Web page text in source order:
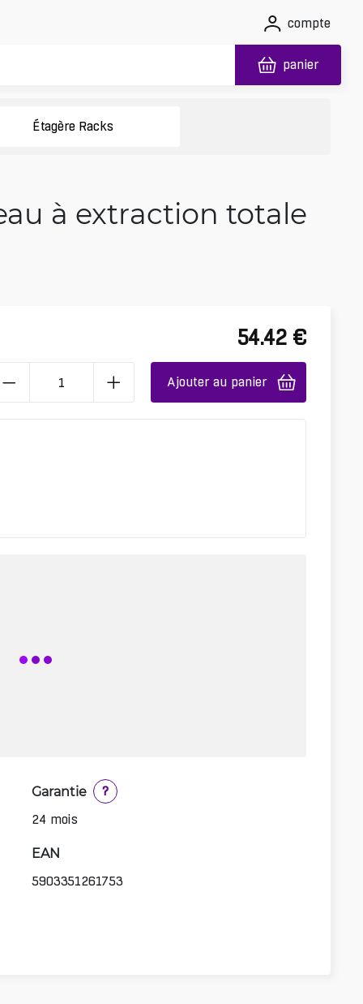
compte
panier
Étagère Racks
à extraction totale
54.42 €
Ajouter au panier
Garantie
?
24 mois
EAN
5903351261753